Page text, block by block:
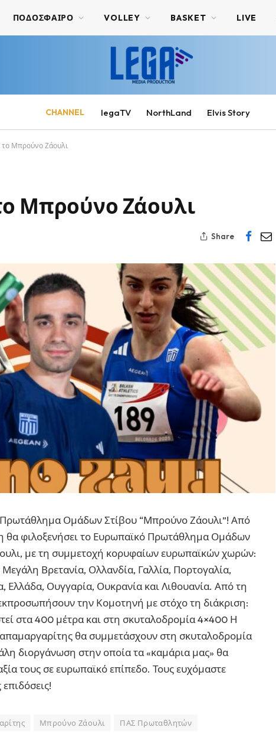
ΠΟΔΟΣΦΑΙΡΟ VOLLEY BASKET LIVE
CHANNEL legaTV NorthLand Elvis Story
το Μπρούνο Ζάουλι
Μπρούνο Ζάουλι
Share
Ομάδων Στίβου “Μπρούνο Ζάουλι”! Από
θα φιλοξενήσει το Ευρωπαϊκό Πρωτάθλημα Ομάδων
με τη συμμετοχή κορυφαίων ευρωπαϊκών χωρών:
Βρετανία, Ολλανδία, Γαλλία, Πορτογαλία,
Ελλάδα, Ουγγαρία, Ουκρανία και Λιθουανία. Από τη
την Κομοτηνή με στόχο τη διάκριση:
στα 400 μέτρα και στη σκυταλοδρομία 4×400 Η
θα συμμετάσχουν στη σκυταλοδρομία
διοργάνωση στην οποία τα «καμάρια μας» θα
τους σε ευρωπαϊκό επίπεδο. Τους ευχόμαστε
Μπρούνο Ζάουλι
ΠΑΣ Πρωταθλητών